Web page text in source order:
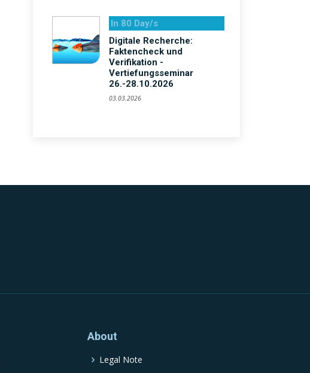
In 80 Day/s
Digitale Recherche:
Faktencheck und
Verifikation -
Vertiefungsseminar
26.-28.10.2026
03.03.2026
About
Legal Note